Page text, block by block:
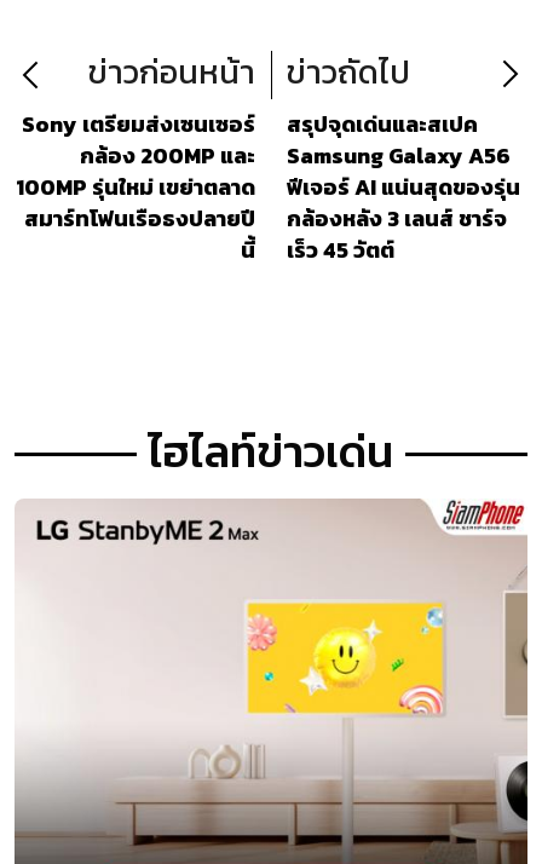
ข่าวก่อนหน้า
Sony เตรียมส่งเซนเซอร์
กล้อง 200MP และ
100MP รุ่นใหม่ เขย่าตลาด
สมาร์ทโฟนเรือธงปลายปี
นี้
ข่าวถัดไป
สรุปจุดเด่นและสเปค
Samsung Galaxy A56
ฟีเจอร์ AI แน่นสุดของรุ่น
กล้องหลัง 3 เลนส์ ชาร์จ
เร็ว 45 วัตต์
ไฮไลท์ข่าวเด่น